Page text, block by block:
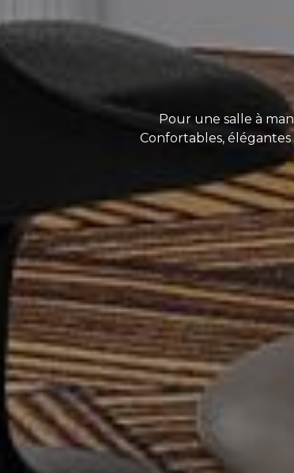
Pour une salle à
Confortables,